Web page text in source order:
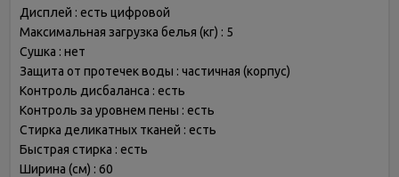
Дисплей : есть цифровой
Максимальная загрузка белья (кг) : 5
Сушка : нет
Защита от протечек воды : частичная (корпус)
Контроль дисбаланса : есть
Контроль за уровнем пены : есть
Стирка деликатных тканей : есть
Быстрая стирка : есть
Ширина (см) : 60